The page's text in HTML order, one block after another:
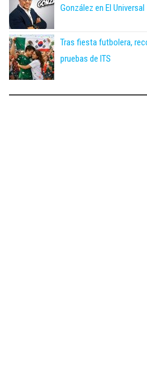
González en El Universal
Tras fiesta futbolera,
pruebas de ITS